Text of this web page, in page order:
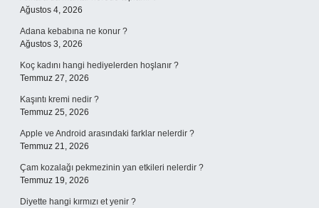
Ağustos 4, 2026
Adana kebabına ne konur ?
Ağustos 3, 2026
Koç kadını hangi hediyelerden hoşlanır ?
Temmuz 27, 2026
Kaşıntı kremi nedir ?
Temmuz 25, 2026
Apple ve Android arasındaki farklar nelerdir ?
Temmuz 21, 2026
Çam kozalağı pekmezinin yan etkileri nelerdir ?
Temmuz 19, 2026
Diyette hangi kırmızı et yenir ?